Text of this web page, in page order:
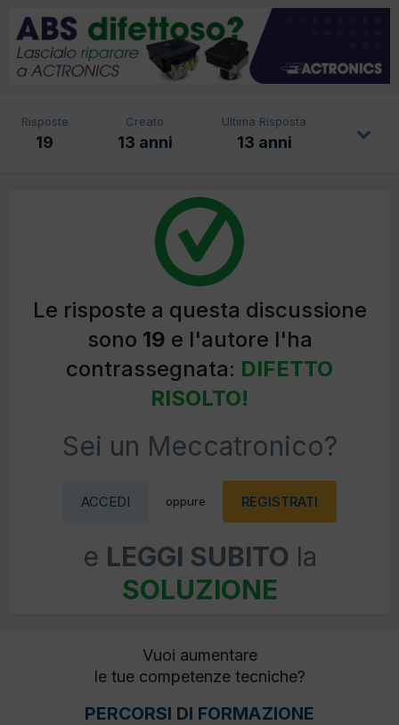
Risposte
19
Creato
13 anni
Ultima Risposta
13 anni
Le risposte a questa discussione
sono 19 e l'autore l'ha
contrassegnata: DIFETTO
RISOLTO!
Sei un Meccatronico?
ACCEDI oppure REGISTRATI
e LEGGI SUBITO la
SOLUZIONE
Vuoi aumentare
le tue competenze tecniche?
PERCORSI DI FORMAZIONE